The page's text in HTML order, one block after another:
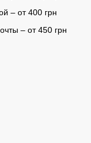
– от 400 грн
– от 450 грн